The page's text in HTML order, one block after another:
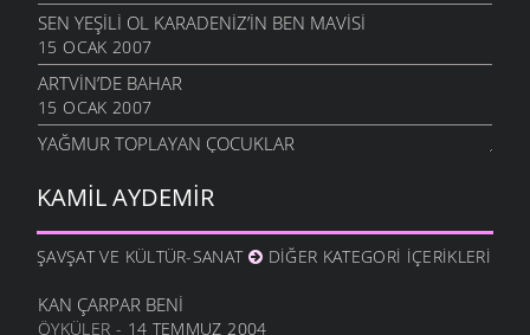
SEN YEŞILI OL KARADENIZ’IN BEN MAVISI
15 OCAK 2007
ARTVIN’DE BAHAR
15 OCAK 2007
YAĞMUR TOPLAYAN ÇOCUKLAR
SEVDIĞIM KADINA SÖYLER MISIN İSTANBUL
25 ŞUBAT 2006
SAVAŞA GIDEN ASKERIN ANNESINE MEKTUBU
KARADENIZ ERKEKLERI
KAMIL AYDEMIR
ŞAVŞAT VE KÜLTÜR-SANAT DIĞER KATEGORI İÇERIKLERI
KAN ÇARPAR BENI
ÖYKÜLER - 14 TEMMUZ 2004